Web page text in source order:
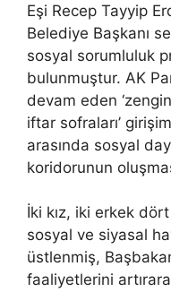
Eşi Recep Tayyip
Belediye Başkanı
sosyal sorumluluk
bulunmuştur. AK
devam eden
iftar sofraları’
arasında sosyal
koridorunun
İki kız, iki erkek
sosyal ve siyasal
üstlenmiş,
faaliyetlerini